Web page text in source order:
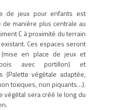
de jeux pour enfants est
manière plus centrale au
C à proximité du terrain
Ces espaces seront
(mise en place de jeux et
avec portillon) et
(Palette végétale adaptée,
toxiques, non piquants…).
végétal sera créé le long du